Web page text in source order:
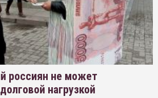
россиян не может
нагрузкой